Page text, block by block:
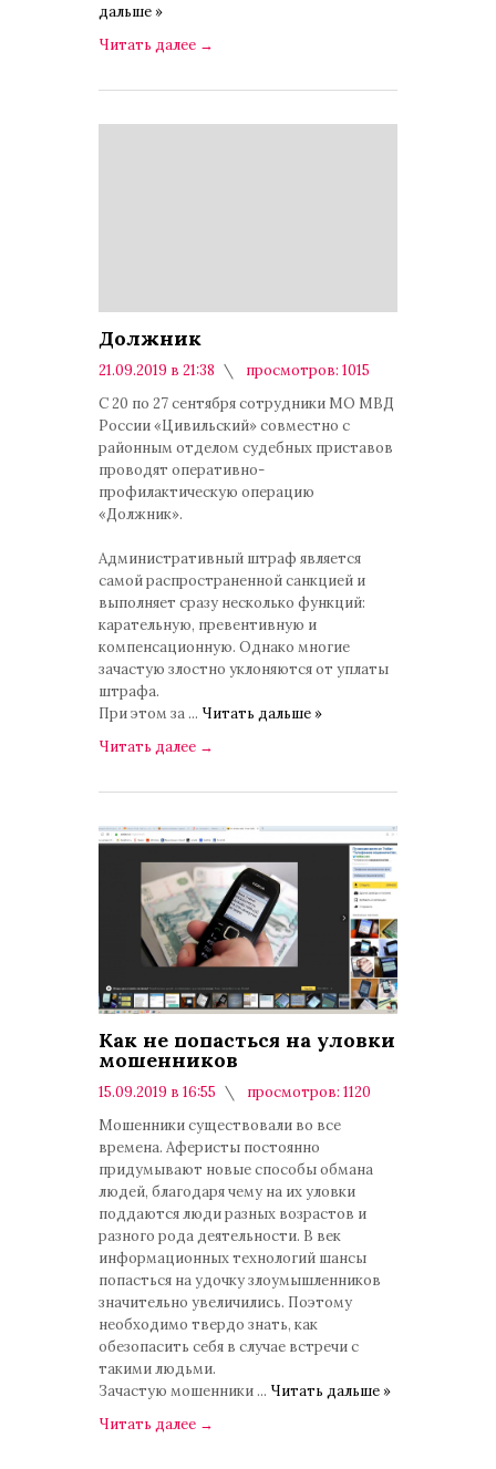
дальше »
Читать далее →
Должник
21.09.2019 в 21:38
просмотров: 1015
комментариев: 0
С 20 по 27 сентября сотрудники МО МВД
России «Цивильский» совместно с
районным отделом судебных приставов
проводят оперативно-
профилактическую операцию
«Должник».
Административный штраф является
самой распространенной санкцией и
выполняет сразу несколько функций:
карательную, превентивную и
компенсационную. Однако многие
зачастую злостно уклоняются от уплаты
штрафа.
При этом за ... Читать дальше »
Читать далее →
Как не попасться на уловки
мошенников
15.09.2019 в 16:55
просмотров: 1120
Мошенники существовали во все
времена. Аферисты постоянно
придумывают новые способы обмана
людей, благодаря чему на их уловки
поддаются люди разных возрастов и
разного рода деятельности. В век
информационных технологий шансы
попасться на удочку злоумышленников
значительно увеличились. Поэтому
необходимо твердо знать, как
обезопасить себя в случае встречи с
такими людьми.
Зачастую мошенники ... Читать дальше »
Читать далее →